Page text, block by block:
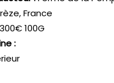
France
100G
: